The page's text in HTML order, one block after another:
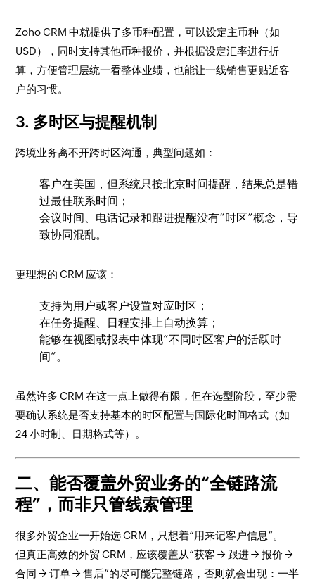
Zoho CRM 中就提供了多币种配置，可以设定主币种（如
USD），同时支持其他币种报价，并根据设定汇率进行折
算，方便管理层统一看整体业绩，也能让一线销售更贴近客
户的习惯。
3. 多时区与提醒机制
跨境业务离不开跨时区沟通，典型问题如：
客户在美国，但系统只按北京时间提醒，结果总是错
过最佳联系时间；
会议时间、电话记录和跟进提醒没有“时区”概念，导
致协同混乱。
更理想的 CRM 应该：
支持为用户或客户设置对应时区；
在任务提醒、日程安排上自动换算；
能够在视图或报表中体现“不同时区客户的活跃时
间”。
虽然许多 CRM 在这一点上做得有限，但在选型阶段，至少需
要确认系统是否支持基本的时区配置与国际化时间格式（如
24 小时制、日期格式等）。
二、能否覆盖外贸业务的“全链路流
程”，而非只管线索管理
很多外贸企业一开始选 CRM，只想着“用来记客户信息”。
但真正高效的外贸 CRM，应该覆盖从“获客 → 跟进 → 报价 →
合同 → 订单 → 售后”的尽可能完整链路，否则就会出现：一半